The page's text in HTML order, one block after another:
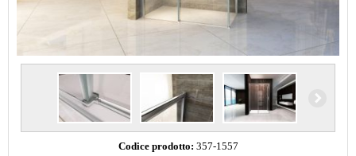
Codice prodotto: 357-1557